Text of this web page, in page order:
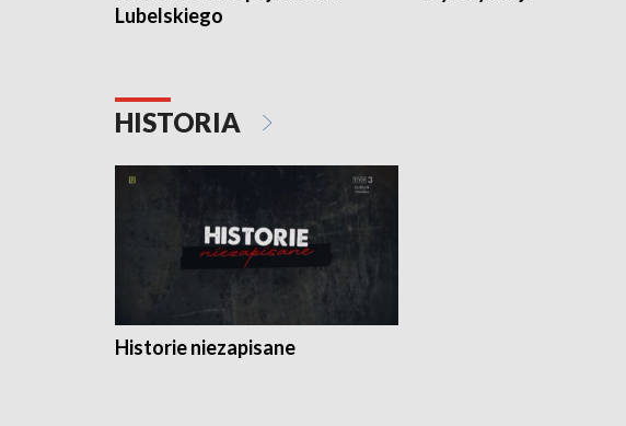
Lubelskiego
HISTORIA
Historie niezapisane